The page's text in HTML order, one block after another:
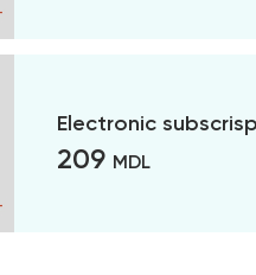
Electronic
209 MDL